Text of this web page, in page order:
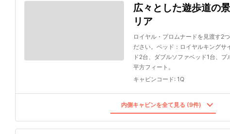
広々とした遊歩道の
リア
ロイヤル・プロムナードを見渡す2
ださい。ベッド：ロイヤルキングサ
ド2台、ダブルソファベッド1台、
平方フィート。
キャビンコード: 1Q
内側キャビンを全て見る (9件)